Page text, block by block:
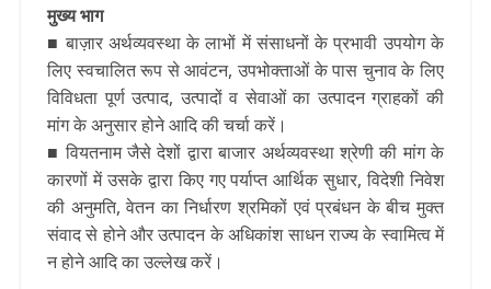
मुख्य भाग
■ बाज़ार अर्थव्यवस्था के लाभों में संसाधनों के प्रभावी उपयोग के
लिए स्वचालित रूप से आवंटन, उपभोक्ताओं के पास चुनाव के लिए
विविधता पूर्ण उत्पाद, उत्पादों व सेवाओं का उत्पादन ग्राहकों की
मांग के अनुसार होने आदि की चर्चा करें।
■ वियतनाम जैसे देशों द्वारा बाजार अर्थव्यवस्था श्रेणी की मांग के
कारणों में उसके द्वारा किए गए पर्याप्त आर्थिक सुधार, विदेशी निवेश
की अनुमति, वेतन का निर्धारण श्रमिकों एवं प्रबंधन के बीच मुक्त
संवाद से होने और उत्पादन के अधिकांश साधन राज्य के स्वामित्व में
न होने आदि का उल्लेख करें।